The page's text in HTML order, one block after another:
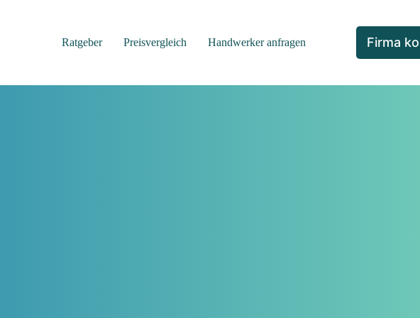
Ratgeber
Preisvergleich Handwerker anfragen Firma